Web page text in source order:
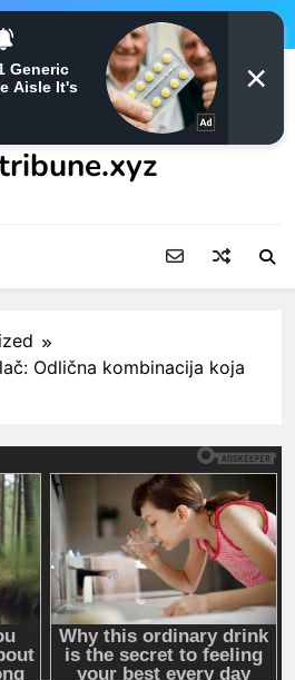
Odlična kombinacija koja